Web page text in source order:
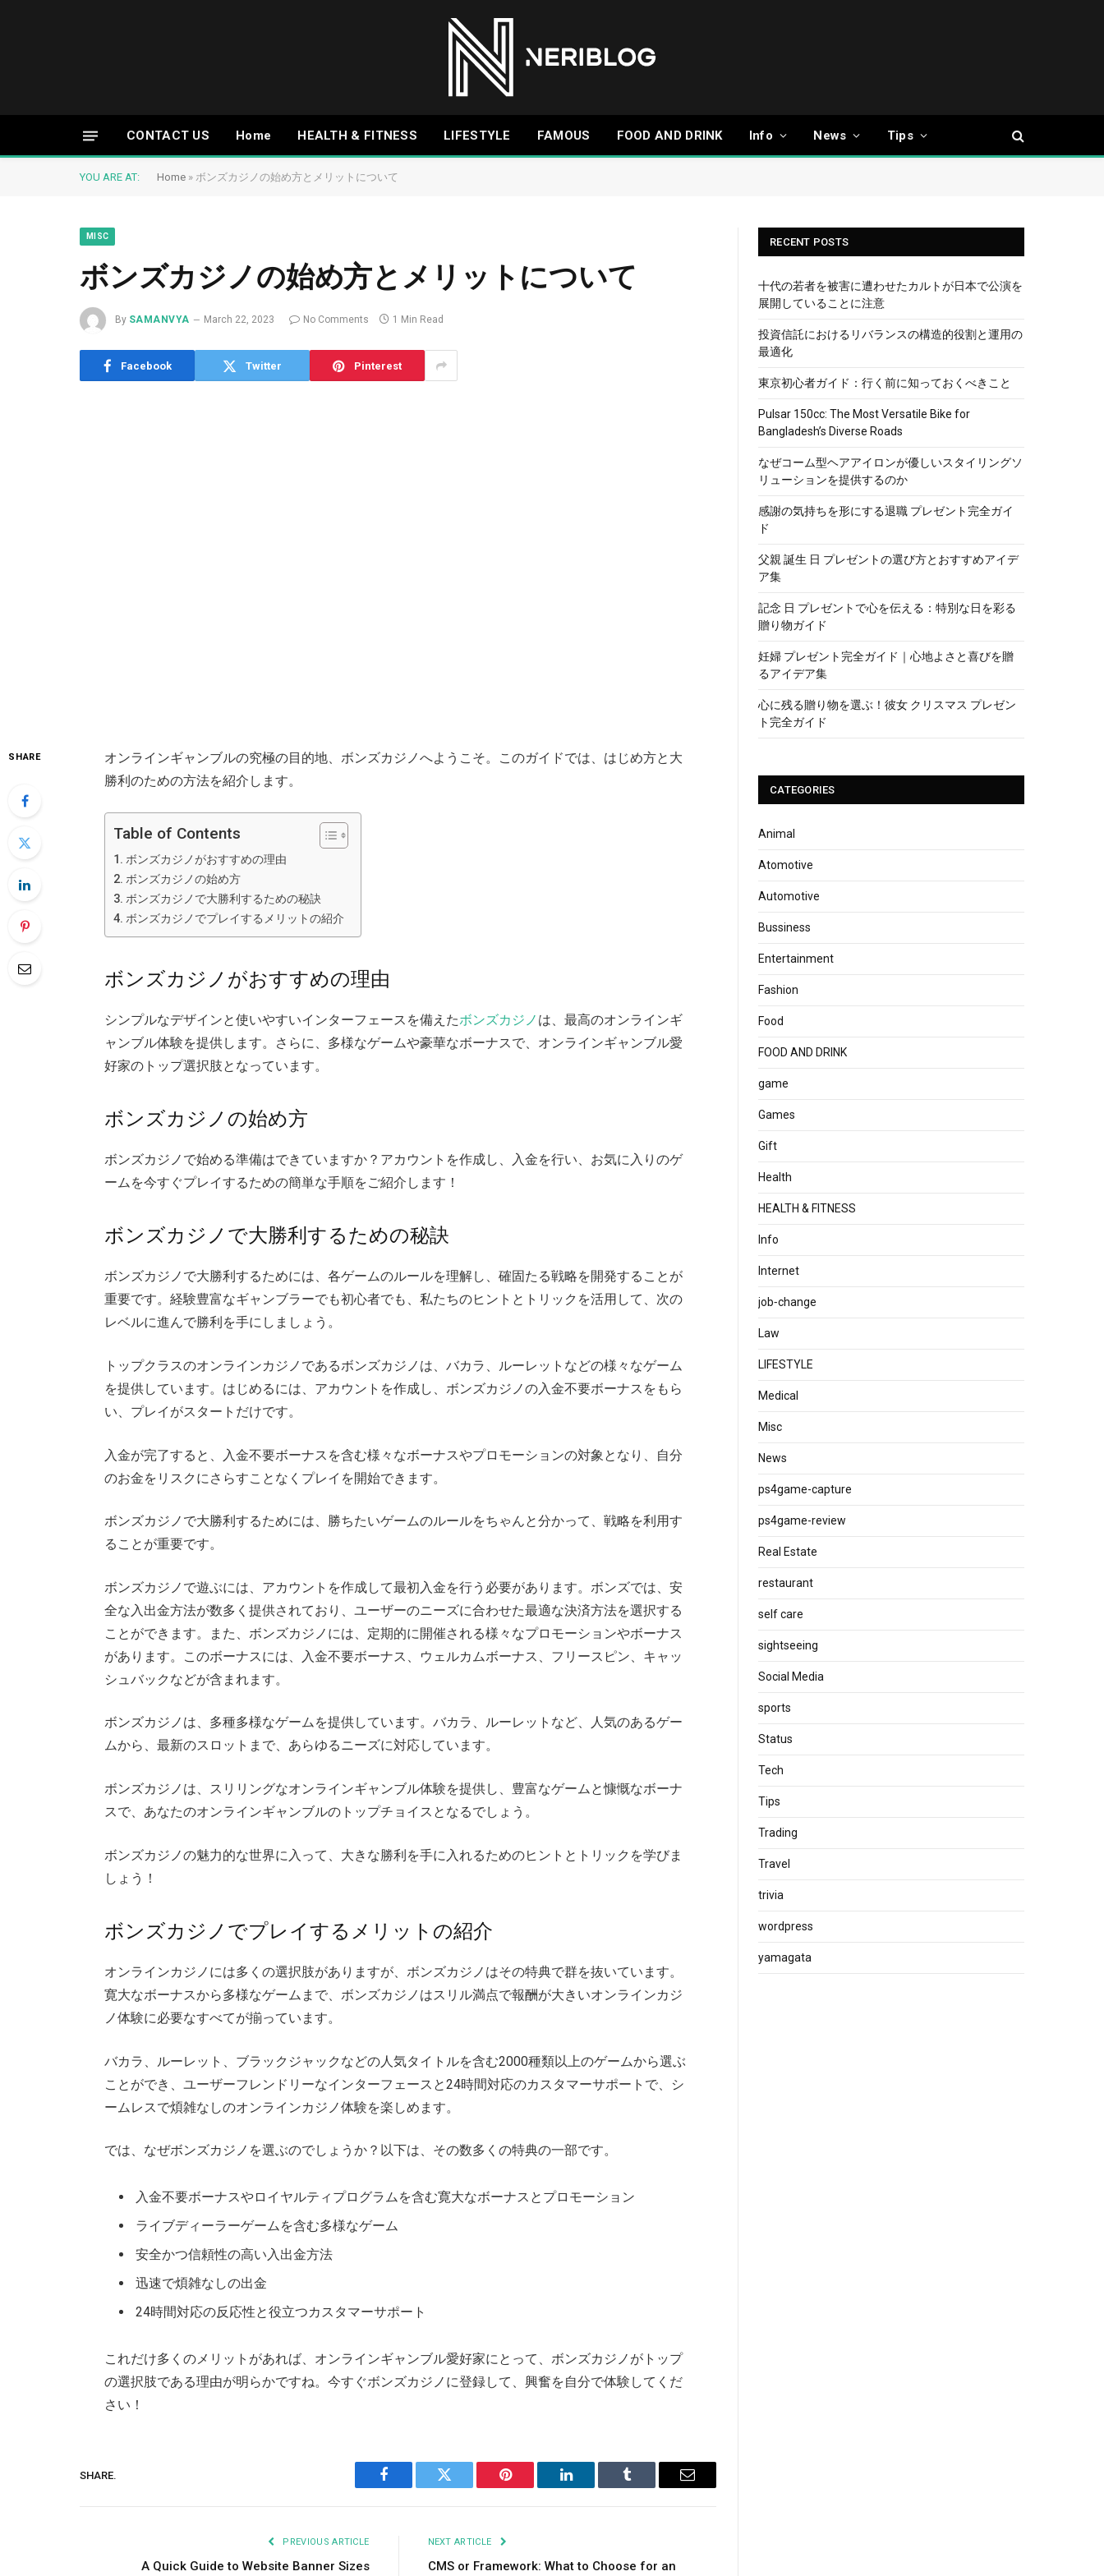
CONTACT US Home HEALTH & FITNESS LIFESTYLE FAMOUS FOOD AND DRINK Info News Tips
YOU ARE AT: Home » ボンズカジノの始め方とメリットについて
MISC
ボンズカジノの始め方とメリットについて
By SAMANVYA March 22, 2023 No Comments 1 Min Read
Facebook Twitter Pinterest
SHARE
オンラインギャンブルの究極の目的地、ボンズカジノへようこそ。このガイドでは、はじめ方と大
勝利のための方法を紹介します。
Table of Contents
ボンズカジノがおすすめの理由
ボンズカジノの始め方
ボンズカジノで大勝利するための秘訣
ボンズカジノでプレイするメリットの紹介
ボンズカジノがおすすめの理由
シンプルなデザインと使いやすいインターフェースを備えたボンズカジノ は、最高のオンラインギ
ャンブル体験を提供します。さらに、多様なゲームや豪華なボーナスで、オンラインギャンブル愛
好家のトップ選択肢となっています。
ボンズカジノの始め方
ボンズカジノで始める準備はできていますか？アカウントを作成し、入金を行い、お気に入りのゲ
ームを今すぐプレイするための簡単な手順をご紹介します！
ボンズカジノで大勝利するための秘訣
ボンズカジノで大勝利するためには、各ゲームのルールを理解し、確固たる戦略を開発することが
重要です。経験豊富なギャンブラーでも初心者でも、私たちのヒントとトリックを活用して、次の
レベルに進んで勝利を手にしましょう。
トップクラスのオンラインカジノであるボンズカジノは、バカラ、ルーレットなどの様々なゲーム
を提供しています。はじめるには、アカウントを作成し、ボンズカジノの入金不要ボーナスをもら
い、プレイがスタートだけです。
入金が完了すると、入金不要ボーナスを含む様々なボーナスやプロモーションの対象となり、自分
のお金をリスクにさらすことなくプレイを開始できます。
ボンズカジノで大勝利するためには、勝ちたいゲームのルールをちゃんと分かって、戦略を利用す
ることが重要です。
ボンズカジノで遊ぶには、アカウントを作成して最初入金を行う必要があります。ボンズでは、安
全な入出金方法が数多く提供されており、ユーザーのニーズに合わせた最適な決済方法を選択する
ことができます。また、ボンズカジノには、定期的に開催される様々なプロモーションやボーナス
があります。このボーナスには、入金不要ボーナス、ウェルカムボーナス、フリースピン、キャッ
シュバックなどが含まれます。
ボンズカジノは、多種多様なゲームを提供しています。バカラ、ルーレットなど、人気のあるゲー
ムから、最新のスロットまで、あらゆるニーズに対応しています。
ボンズカジノは、スリリングなオンラインギャンブル体験を提供し、豊富なゲームと慷慨なボーナ
スで、あなたのオンラインギャンブルのトップチョイスとなるでしょう。
ボンズカジノの魅力的な世界に入って、大きな勝利を手に入れるためのヒントとトリックを学びま
しょう！
ボンズカジノでプレイするメリットの紹介
オンラインカジノには多くの選択肢がありますが、ボンズカジノはその特典で群を抜いています。
寛大なボーナスから多様なゲームまで、ボンズカジノはスリル満点で報酬が大きいオンラインカジ
ノ体験に必要なすべてが揃っています。
バカラ、ルーレット、ブラックジャックなどの人気タイトルを含む2000種類以上のゲームから選ぶ
ことができ、ユーザーフレンドリーなインターフェースと24時間対応のカスタマーサポートで、シ
ームレスで煩雑なしのオンラインカジノ体験を楽しめます。
では、なぜボンズカジノを選ぶのでしょうか？以下は、その数多くの特典の一部です。
入金不要ボーナスやロイヤルティプログラムを含む寛大なボーナスとプロモーション
ライブディーラーゲームを含む多様なゲーム
安全かつ信頼性の高い入出金方法
迅速で煩雑なしの出金
24時間対応の反応性と役立つカスタマーサポート
これだけ多くのメリットがあれば、オンラインギャンブル愛好家にとって、ボンズカジノがトップ
の選択肢である理由が明らかですね。今すぐボンズカジノに登録して、興奮を自分で体験してくだ
さい！
SHARE.
Facebook Twitter Pinterest LinkedIn Tumblr Email
PREVIOUS ARTICLE
A Quick Guide to Website Banner Sizes
NEXT ARTICLE
CMS or Framework: What to Choose for an
RECENT POSTS
十代の若者を被害に遭わせたカルトが日本で公演を
展開していることに注意
投資信託におけるリバランスの構造的役割と運用の
最適化
東京初心者ガイド：行く前に知っておくべきこと
Pulsar 150cc: The Most Versatile Bike for
Bangladesh’s Diverse Roads
なぜコーム型ヘアアイロンが優しいスタイリングソ
リューションを提供するのか
感謝の気持ちを形にする退職 プレゼント完全ガイ
ド
父親 誕生 日 プレゼントの選び方とおすすめアイデ
ア集
記念 日 プレゼントで心を伝える：特別な日を彩る
贈り物ガイド
妊婦 プレゼント完全ガイド｜心地よさと喜びを贈
るアイデア集
心に残る贈り物を選ぶ！彼女 クリスマス プレゼン
ト完全ガイド
CATEGORIES
Animal
Atomotive
Automotive
Bussiness
Entertainment
Fashion
Food
FOOD AND DRINK
game
Games
Gift
Health
HEALTH & FITNESS
Info
Internet
job‐change
Law
LIFESTYLE
Medical
Misc
News
ps4game-capture
ps4game-review
Real Estate
restaurant
self care
sightseeing
Social Media
sports
Status
Tech
Tips
Trading
Travel
trivia
wordpress
yamagata